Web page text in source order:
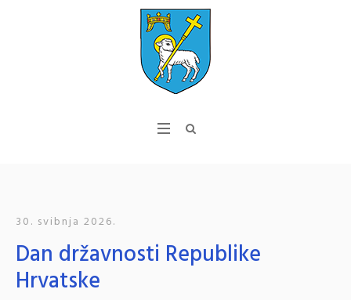
30. svibnja 2026.
Dan državnosti Republike
Hrvatske